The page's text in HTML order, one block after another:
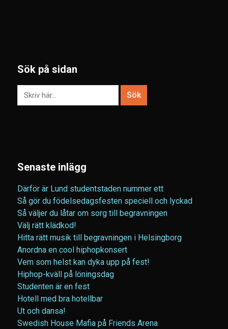
Sök på sidan
Senaste inlägg
Därför är Lund studentstaden nummer ett
Så gör du födelsedagsfesten speciell och lyckad
Så väljer du låtar om sorg till begravningen
Välj rätt klädkod!
Hitta rätt musik till begravningen i Helsingborg
Anordna en cool hiphopkonsert
Vem som helst kan dyka upp på fest!
Hiphop-kväll på löningsdag
Studenten är en fest
Hotell med bra hotellbar
Ut och dansa!
Swedish House Mafia på Friends Arena